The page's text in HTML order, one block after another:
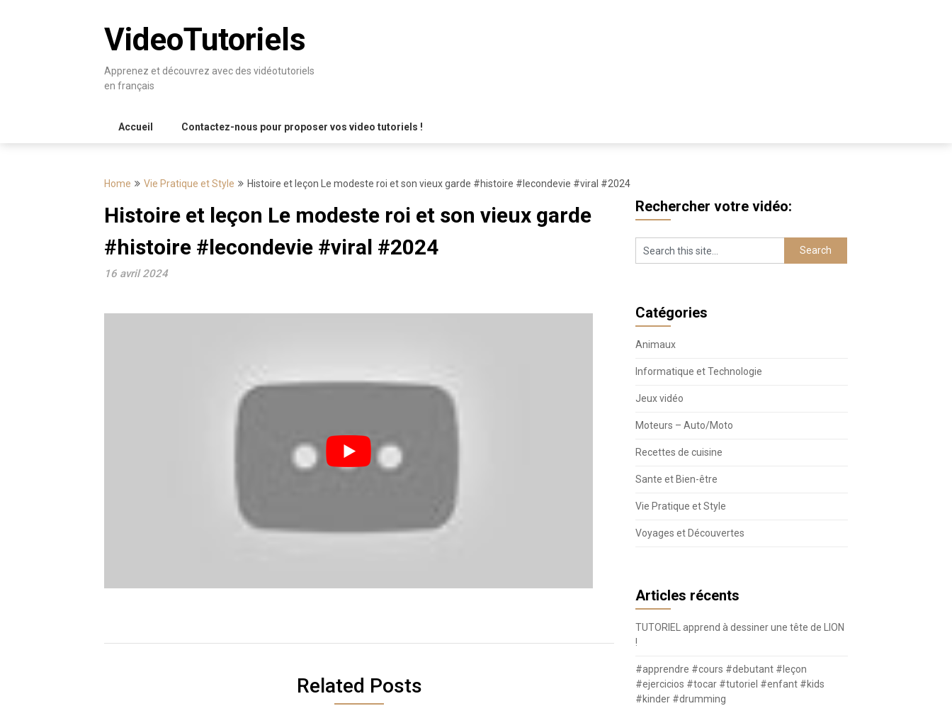
VideoTutoriels
Apprenez et découvrez avec des vidéotutoriels
en français
Accueil Contactez-nous pour proposer vos video tutoriels !
Home Vie Pratique et Style Histoire et leçon Le modeste roi et son vieux garde #histoire #lecondevie #viral #2024
Histoire et leçon Le modeste roi et son vieux garde
#histoire #lecondevie #viral #2024
16 avril 2024
Related Posts
Rechercher votre vidéo:
Catégories
Animaux
Informatique et Technologie
Jeux vidéo
Moteurs – Auto/Moto
Recettes de cuisine
Sante et Bien-être
Vie Pratique et Style
Voyages et Découvertes
Articles récents
TUTORIEL apprend à dessiner une tête de LION
!
#apprendre #cours #debutant #leçon
#ejercicios #tocar #tutoriel #enfant #kids
#kinder #drumming